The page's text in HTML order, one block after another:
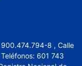
900.474.794-8 , Calle
601 743